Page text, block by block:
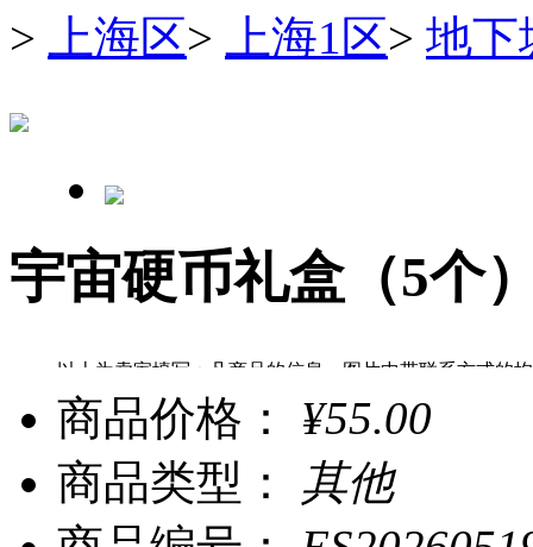
>
上海区> 上海1区> 地下
宇宙硬币礼盒（5个
以上为卖家填写：凡商品的信息、图片中带联系方式的
uu898提醒：为了您帐号的安全，请勿向他人泄漏您的帐
商品价格：
¥55.00
商品类型：
其他